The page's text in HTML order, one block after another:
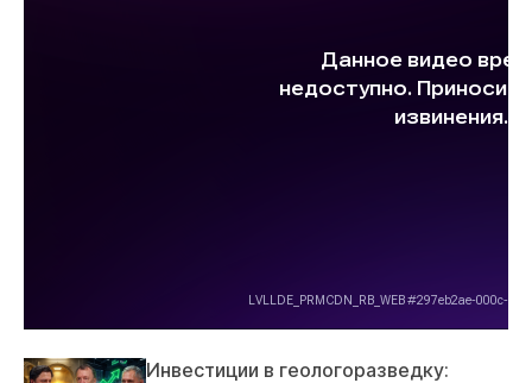
Инвестиции в геологоразведку: